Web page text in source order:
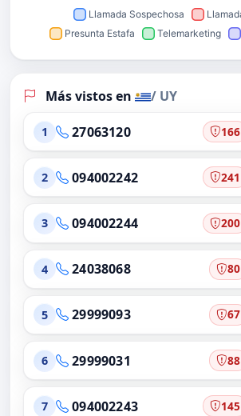
Más vistos en / UY
1 27063120 166
2 094002242 241
3 094002244 200
4 24038068 80
5 29999093 67
6 29999031 88
7 094002243 145